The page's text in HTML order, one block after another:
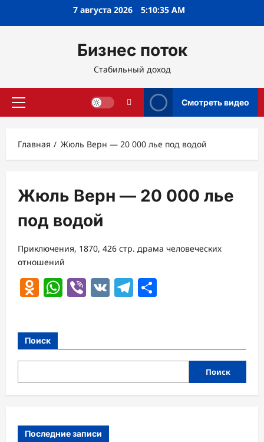
7 августа 2026 5:10:36 AM
Бизнес поток
Стабильный доход
Основное
Смотреть видео
Главная Жюль Верн — 20 000 лье под водой
Жюль Верн — 20 000 лье
под водой
Приключения, 1870, 426 стр. драма человеческих
отношений
Odnoklassniki
WhatsApp
Viber
VK Telegram
Поиск
Поиск
Последние записи